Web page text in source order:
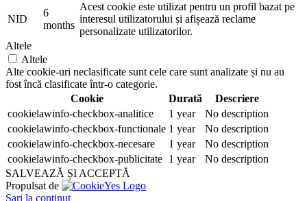
NID
6
months
Acest cookie este utilizat pentru un profil bazat pe
interesul utilizatorului și afișează reclame
personalizate utilizatorilor.
Altele
Altele
Alte cookie-uri neclasificate sunt cele care sunt analizate și nu au
fost încă clasificate într-o categorie.
Cookie
Durată
Descriere
cookielawinfo-checkbox-analitice
1 year
No description
cookielawinfo-checkbox-functionale 1 year
No description
cookielawinfo-checkbox-necesare
1 year
No description
cookielawinfo-checkbox-publicitate 1 year
No description
SALVEAZĂ ȘI ACCEPTĂ
Propulsat de
Sari la conținut